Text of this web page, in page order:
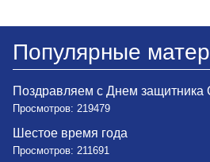
Популярные
Поздравляем с Днем защитника
Просмотров: 219479
Шестое время года
Просмотров: 211691